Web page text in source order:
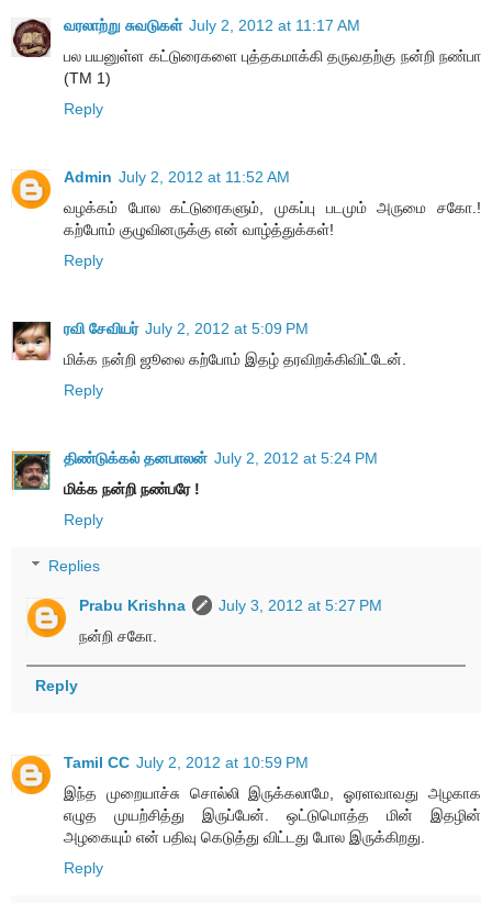
வரலாற்று சுவடுகள் July 2, 2012 at 11:17 AM
பல பயனுள்ள கட்டுரைகளை புத்தகமாக்கி தருவதற்கு நன்றி நண்பா
(TM 1)
Reply
Admin July 2, 2012 at 11:52 AM
வழக்கம் போல கட்டுரைகளும், முகப்பு படமும் அருமை சகோ.!
கற்போம் குழுவினருக்கு என் வாழ்த்துக்கள்!
Reply
ரவி சேவியர் July 2, 2012 at 5:09 PM
மிக்க நன்றி ஜூலை கற்போம் இதழ் தரவிறக்கிவிட்டேன்.
Reply
திண்டுக்கல் தனபாலன் July 2, 2012 at 5:24 PM
மிக்க நன்றி நண்பரே !
Reply
Replies
Prabu Krishna
July 3, 2012 at 5:27 PM
நன்றி சகோ.
Reply
Tamil CC July 2, 2012 at 10:59 PM
இந்த முறையாச்சு சொல்லி இருக்கலாமே, ஓரளவாவது அழகாக
எழுத முயற்சித்து இருப்பேன். ஒட்டுமொத்த மின் இதழின்
அழகையும் என் பதிவு கெடுத்து விட்டது போல இருக்கிறது.
Reply